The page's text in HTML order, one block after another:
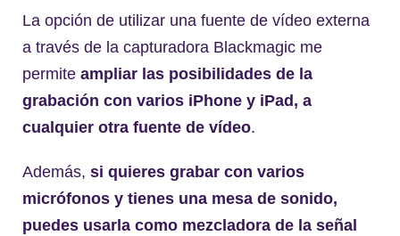
La opción de utilizar una fuente de vídeo externa
a través de la capturadora Blackmagic me
permite ampliar las posibilidades de la
grabación con varios iPhone y iPad, a
cualquier otra fuente de vídeo.
Además, si quieres grabar con varios
micrófonos y tienes una mesa de sonido,
puedes usarla como mezcladora de la señal